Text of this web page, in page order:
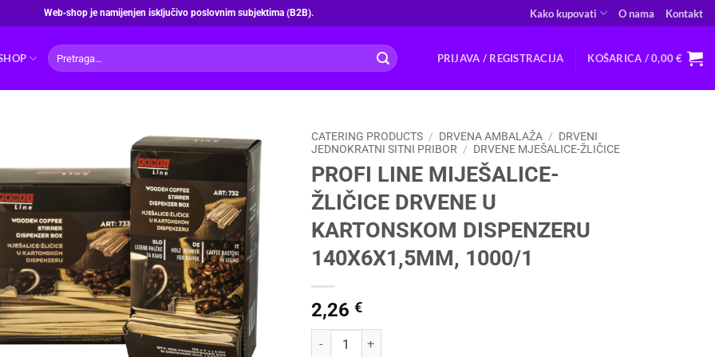
Web‑shop je namijenjen isključivo poslovnim subjektima (B2B). Kako kupovati O nama Kontakt
Pretraži:
PRIJAVA / REGISTRACIJA KOŠARICA /0,00€
CATERING PRODUCTS / DRVENA AMBALAŽA / DRVENI
JEDNOKRATNI SITNI PRIBOR / DRVENE MJEŠALICE-ŽLIČICE
PROFI LINE MIJEŠALICE-
ŽLIČICE DRVENE U
KARTONSKOM DISPENZERU
140X6X1,5MM, 1000/1
2,26 €
PROFI LINE MIJEŠALICE-ŽLIČICE DRVENE U KARTONSKOM DISPENZERU